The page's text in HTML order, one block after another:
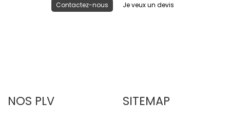
Contactez-nous Je veux un devis
NOS PLV SITEMAP